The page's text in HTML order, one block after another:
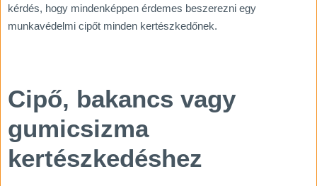
kérdés, hogy mindenképpen érdemes beszerezni egy
munkavédelmi cipőt minden kertészkedőnek.
Cipő, bakancs vagy
gumicsizma
kertészkedéshez